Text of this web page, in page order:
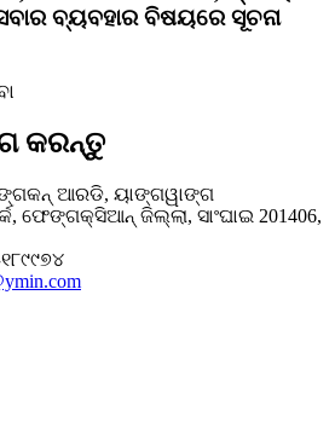
ବ୍ୟବହାର ବିଷୟରେ ସୂଚନା
କରନ୍ତୁ
ଆରଡି, ୟାଙ୍ଗୱାଙ୍ଗ
ଫେଙ୍ଗକ୍ସିଆନ୍ ଜିଲ୍ଲା, ସାଂଘାଇ 201406,